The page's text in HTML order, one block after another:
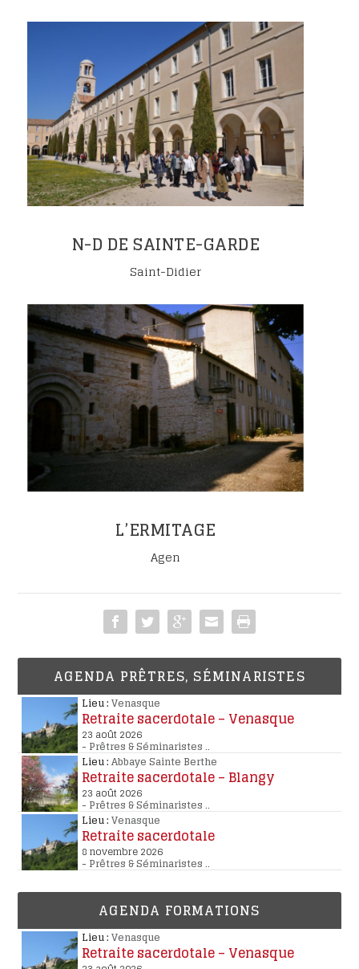
N-D DE SAINTE-GARDE
Saint-Didier
L’ERMITAGE
Agen
AGENDA PRÊTRES, SÉMINARISTES
Lieu : Venasque
Retraite sacerdotale – Venasque
23 août 2026
- Prêtres & Séminaristes..
Lieu : Abbaye Sainte Berthe
Retraite sacerdotale – Blangy
23 août 2026
- Prêtres & Séminaristes..
Lieu : Venasque
Retraite sacerdotale
8 novembre 2026
- Prêtres & Séminaristes..
AGENDA FORMATIONS
Lieu : Venasque
Retraite sacerdotale – Venasque